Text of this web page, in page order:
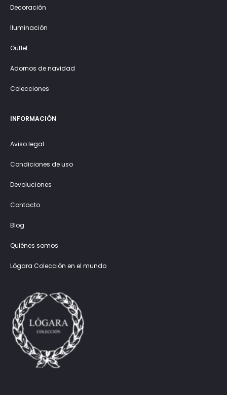
Decoración
Iluminación
Outlet
Adornos de navidad
Colecciones
INFORMACIÓN
Aviso legal
Condiciones de uso
Devoluciones
Contacto
Blog
Quiénes somos
Lógara Colección en el mundo